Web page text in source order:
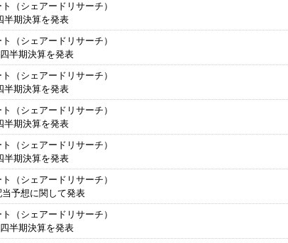
を発表
（シェアードリサーチ）
半期決算を発表
（シェアードリサーチ）
半期決算を発表
（シェアードリサーチ）
半期決算を発表
（シェアードリサーチ）
半期決算を発表
（シェアードリサーチ）
半期決算を発表
（シェアードリサーチ）
予想に関して発表
（シェアードリサーチ）
半期決算を発表
の内容を動画にてご覧いただけます。
機関投資家とのWEBスモールミーティングをアレンジします！～